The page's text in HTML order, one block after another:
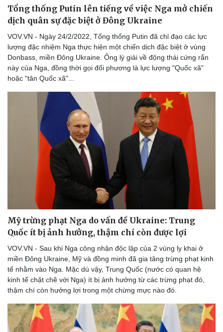
Doanh nghiệp
Thông tin doanh nghiệp
Doanh nghiệp 24h
Doanh nhân
Vì cộng đồng
Công nghệ
Sành điệu
Tin Công nghệ
Chuyển đổi số
Tổng thống Putin lên tiếng về việc Nga mở chiến
dịch quân sự đặc biệt ở Đông Ukraine
VOV.VN - Ngày 24/2/2022, Tổng thống Putin đã chỉ đạo các lực
lượng đặc nhiệm Nga thực hiện một chiến dịch đặc biệt ở vùng
Donbass, miền Đông Ukraine. Ông lý giải về động thái cứng rắn
này của Nga, đồng thời gọi đối phương là lực lượng "Quốc xã"
hoặc "tân Quốc xã"...
Mỹ trừng phạt Nga do vấn đề Ukraine: Trung
Quốc ít bị ảnh hưởng, thậm chí còn được lợi
VOV.VN - Sau khi Nga công nhận độc lập của 2 vùng ly khai ở
miền Đông Ukraine, Mỹ và đồng minh đã gia tăng trừng phạt kinh
tế nhằm vào Nga. Mặc dù vậy, Trung Quốc (nước có quan hệ
kinh tế chặt chẽ với Nga) ít bị ảnh hưởng từ các trừng phạt đó,
thậm chí còn hưởng lợi trong một chừng mực nào đó.